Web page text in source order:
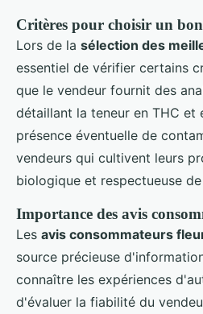
Critères pour choisir un
Lors de la sélection des
essentiel de vérifier certains
que le vendeur fournit des
détaillant la teneur en THC et
présence éventuelle de
vendeurs qui cultivent leurs
biologique et respectueuse
Importance des avis
Les avis consommateurs
source précieuse
connaître les expériences
d'évaluer la fiabilité du